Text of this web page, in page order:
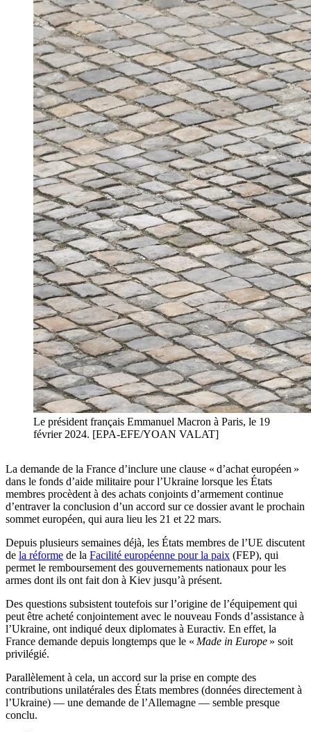
Le président français Emmanuel Macron à Paris, le 19
février 2024. [EPA-EFE/YOAN VALAT]
La demande de la France d’inclure une clause « d’achat européen »
dans le fonds d’aide militaire pour l’Ukraine lorsque les États
membres procèdent à des achats conjoints d’armement continue
d’entraver la conclusion d’un accord sur ce dossier avant le prochain
sommet européen, qui aura lieu les 21 et 22 mars.
Depuis plusieurs semaines déjà, les États membres de l’UE discutent
de la réforme de la Facilité européenne pour la paix (FEP), qui
permet le remboursement des gouvernements nationaux pour les
armes dont ils ont fait don à Kiev jusqu’à présent.
Des questions subsistent toutefois sur l’origine de l’équipement qui
peut être acheté conjointement avec le nouveau Fonds d’assistance à
l’Ukraine, ont indiqué deux diplomates à Euractiv. En effet, la
France demande depuis longtemps que le « Made in Europe » soit
privilégié.
Parallèlement à cela, un accord sur la prise en compte des
contributions unilatérales des États membres (données directement à
l’Ukraine) — une demande de l’Allemagne — semble presque
conclu.